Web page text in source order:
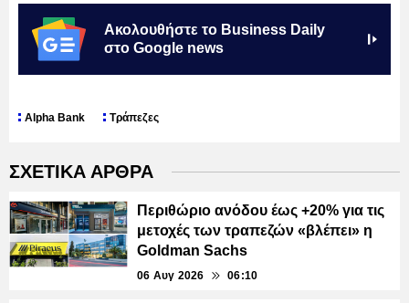
Ακολουθήστε το Business Daily
στο Google news
Alpha Bank Τράπεζες
ΣΧΕΤΙΚΑ ΑΡΘΡΑ
Περιθώριο ανόδου έως +20% για τις
μετοχές των τραπεζών «βλέπει» η
Goldman Sachs
06 Αυγ 2026 06:10